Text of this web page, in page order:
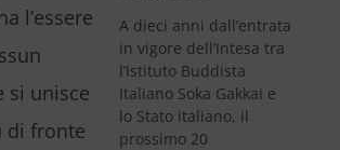
l’essere
si unisce
di fronte
A dieci anni dall’entrata
in vigore dell’Intesa tra
l’Istituto Buddista
Italiano Soka Gakkai e
lo Stato italiano, il
prossimo 20